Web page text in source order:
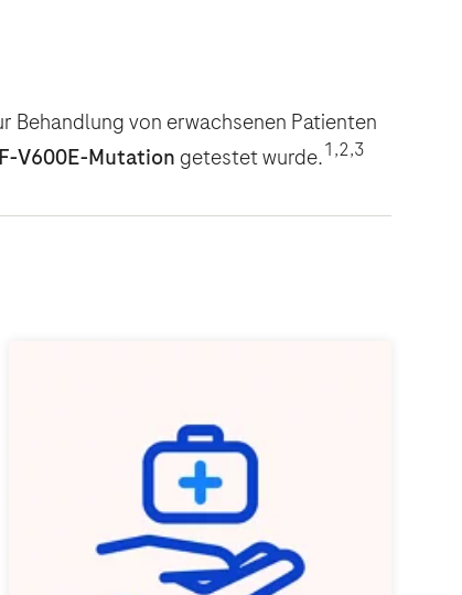
Behandlung von erwachsenen Patienten
V600E-Mutation getestet wurde.1,2,3